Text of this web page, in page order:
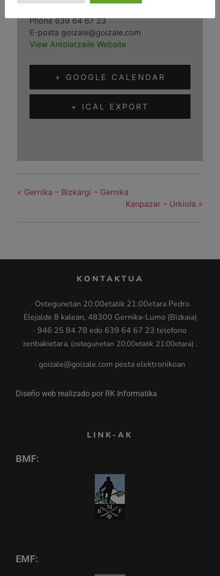
Phone639 64 67 23
E-posta goizale@goizale.com
View Antolatzaile Website
+ GOOGLE CALENDAR
+ ICAL EXPORT
« Gernika – Bizkargi – Gernika
Kanpazar – Urkiola »
KONTAKTUA
· Ostegunetan 20:00etatik 21:00etara Pedro
Elejalde 8 kalean, 48300 Gernika-Lumo (Bizkaia)
· 946 25 84 78 edo 639 64 67 23 telefono
zenbakietara, (ostegunetan 20:00etatik 21:00etara) .
· goizale@goizale.com posta elektronikoan
Diseño web realizado por RK Informatika
LINK-AK
BMF:
EMF: